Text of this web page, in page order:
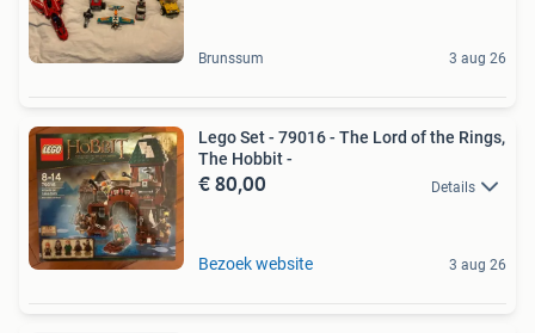
Brunssum 3 aug 26
Lego Set - 79016 - The Lord of the Rings,
The Hobbit -
€ 80,00 Details
Bezoek website 3 aug 26